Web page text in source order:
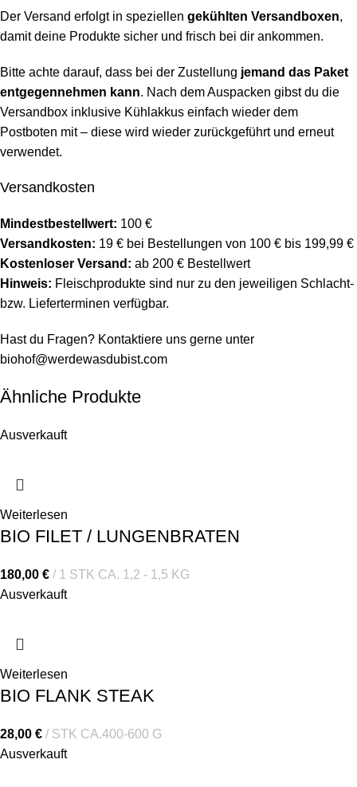
Der Versand erfolgt in speziellen gekühlten Versandboxen,
damit deine Produkte sicher und frisch bei dir ankommen.
Bitte achte darauf, dass bei der Zustellung jemand das Paket
entgegennehmen kann. Nach dem Auspacken gibst du die
Versandbox inklusive Kühlakkus einfach wieder dem
Postboten mit – diese wird wieder zurückgeführt und erneut
verwendet.
Versandkosten
Mindestbestellwert: 100 €
Versandkosten: 19 € bei Bestellungen von 100 € bis 199,99 €
Kostenloser Versand: ab 200 € Bestellwert
Hinweis: Fleischprodukte sind nur zu den jeweiligen Schlacht-
bzw. Lieferterminen verfügbar.
Hast du Fragen? Kontaktiere uns gerne unter
biohof@werdewasdubist.com
Ähnliche Produkte
Ausverkauft
Weiterlesen
BIO FILET / LUNGENBRATEN
180,00 €
1 STK CA. 1,2 - 1,5 KG
Ausverkauft
Weiterlesen
BIO FLANK STEAK
28,00 €
STK CA.400-600 G
Ausverkauft